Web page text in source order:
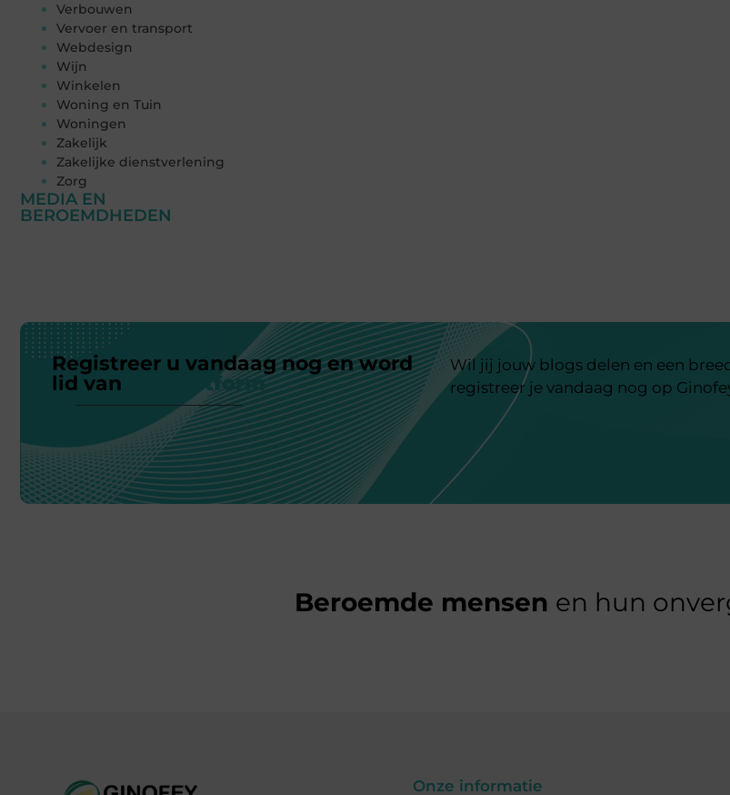
Verbouwen
Vervoer en transport
Webdesign
Wijn
Winkelen
Woning en Tuin
Woningen
Zakelijk
Zakelijke dienstverlening
Zorg
MEDIA EN
BEROEMDHEDEN
Registreer u vandaag nog en word
lid van
ons platform
Wil jij jouw blogs delen en een
registreer je vandaag nog op
Beroemde mensen en hun
Onze informatie